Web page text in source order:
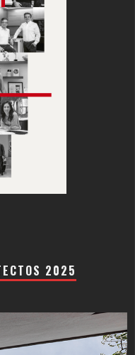
2025